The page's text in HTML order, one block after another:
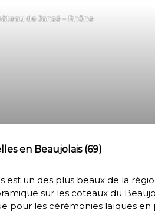
de Janzé – Rhône
en Beaujolais (69)
est un des plus beaux de la
sur les coteaux du
pour les cérémonies laïques